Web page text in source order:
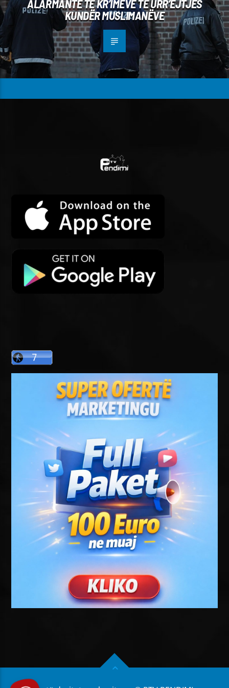
ALARMANTE TË KR’IMEVE TË URR’EJTJES
KUNDËR MUSLIMANËVE